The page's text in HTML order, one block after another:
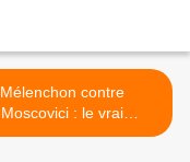
Mélenchon contre
Moscovici : le vrai
problème. >